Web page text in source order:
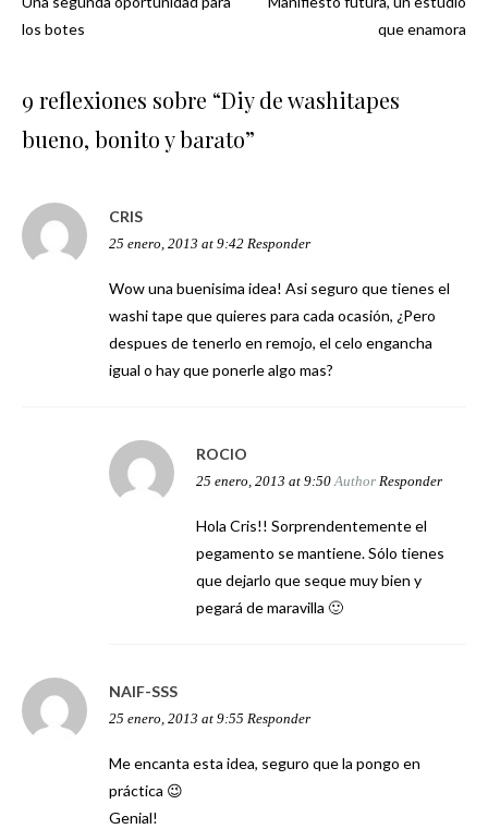
Navegación
entradas
los botes
que enamora
9 reflexiones sobre “Diy de washitapes
bueno, bonito y barato”
CRIS
25 enero, 2013 at 9:42 Responder
Wow una buenisima idea! Asi seguro que tienes el
washi tape que quieres para cada ocasión, ¿Pero
despues de tenerlo en remojo, el celo engancha
igual o hay que ponerle algo mas?
ROCIO
25 enero, 2013 at 9:50 Author Responder
Hola Cris!! Sorprendentemente el
pegamento se mantiene. Sólo tienes
que dejarlo que seque muy bien y
pegará de maravilla 🙂
NAIF-SSS
25 enero, 2013 at 9:55 Responder
Me encanta esta idea, seguro que la pongo en
práctica 😉
Genial!